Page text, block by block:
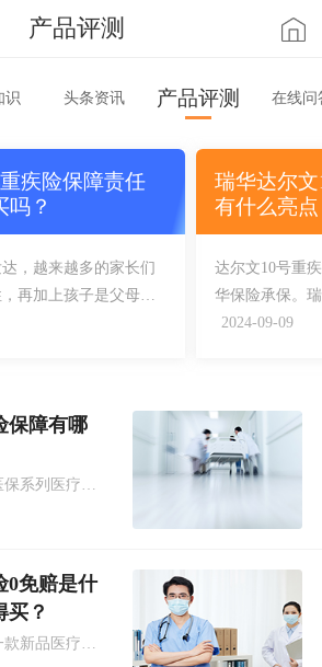
产品评测
识 头条资讯 产品评测 在线问
疾险保障责任
吗？
，越来越多的家长们
再加上孩子是父母的
疾险成了许多家庭的
瑞华达尔
有什么亮
达尔文10号重
华保险承保。
2.5%预定利率
2024-09-09
保障有哪
太平洋保险推出的蓝医保系列医疗险，一直很受大家欢迎，而最近，蓝医保系列又出了一款可选0免赔还能抵税的百万医疗险——蓝医保住院医疗险。那么，蓝医保住院医疗险保障有哪些？怎么抵税？
0免赔是什
买？